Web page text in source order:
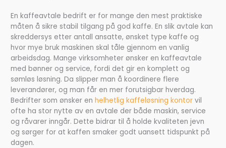
En kaffeavtale bedrift er for mange den mest praktiske
måten å sikre stabil tilgang på god kaffe. En slik avtale kan
skreddersys etter antall ansatte, ønsket type kaffe og
hvor mye bruk maskinen skal tåle gjennom en vanlig
arbeidsdag. Mange virksomheter ønsker en kaffeavtale
med bønner og service, fordi det gir en komplett og
sømløs løsning. Da slipper man å koordinere flere
leverandører, og man får en mer forutsigbar hverdag.
Bedrifter som ønsker enhelhetlig kaffeløsning kontor vil
ofte ha stor nytte av en avtale der både maskin, service
og råvarer inngår. Dette bidrar til å holde kvaliteten jevn
og sørger for at kaffen smaker godt uansett tidspunkt på
dagen.